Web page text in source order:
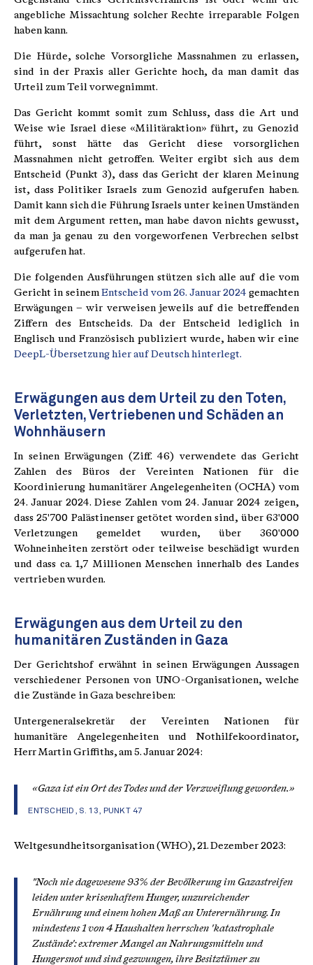
angebliche Missachtung solcher Rechte irreparable Folgen
haben kann.
Die Hürde, solche Vorsorgliche Massnahmen zu erlassen,
sind in der Praxis aller Gerichte hoch, da man damit das
Urteil zum Teil vorwegnimmt.
Das Gericht kommt somit zum Schluss, dass die Art und
Weise wie Israel diese «Militäraktion» führt, zu Genozid
führt, sonst hätte das Gericht diese vorsorglichen
Massnahmen nicht getroffen. Weiter ergibt sich aus dem
Entscheid (Punkt 3), dass das Gericht der klaren Meinung
ist, dass Politiker Israels zum Genozid aufgerufen haben.
Damit kann sich die Führung Israels unter keinen Umständen
mit dem Argument retten, man habe davon nichts gewusst,
da man ja genau zu den vorgeworfenen Verbrechen selbst
aufgerufen hat.
Die folgenden Ausführungen stützen sich alle auf die vom
Gericht in seinemEntscheid vom 26. Januar 2024 gemachten
Erwägungen – wir verweisen jeweils auf die betreffenden
Ziffern des Entscheids. Da der Entscheid lediglich in
Englisch und Französisch publiziert wurde, haben wir eine
DeepL-Übersetzung hier auf Deutsch hinterlegt.
Erwägungen aus dem Urteil zu den Toten,
Verletzten, Vertriebenen und Schäden an
Wohnhäusern
In seinen Erwägungen (Ziff. 46) verwendete das Gericht
Zahlen des Büros der Vereinten Nationen für die
Koordinierung humanitärer Angelegenheiten (OCHA) vom
24. Januar 2024. Diese Zahlen vom 24. Januar 2024 zeigen,
dass 25'700 Palästinenser getötet worden sind, über 63'000
Verletzungen gemeldet wurden, über 360'000
Wohneinheiten zerstört oder teilweise beschädigt wurden
und dass ca. 1,7 Millionen Menschen innerhalb des Landes
vertrieben wurden.
Erwägungen aus dem Urteil zu den
humanitären Zuständen in Gaza
Der Gerichtshof erwähnt in seinen Erwägungen Aussagen
verschiedener Personen von UNO-Organisationen, welche
die Zustände in Gaza beschreiben:
Untergeneralsekretär der Vereinten Nationen für
humanitäre Angelegenheiten und Nothilfekoordinator,
Herr Martin Griffiths, am 5. Januar 2024:
«Gaza ist ein Ort des Todes und der Verzweiflung geworden.»
ENTSCHEID, S. 13, PUNKT 47
Weltgesundheitsorganisation (WHO), 21. Dezember 2023:
"Noch nie dagewesene 93% der Bevölkerung im Gazastreifen
leiden unter krisenhaftem Hunger, unzureichender
Ernährung und einem hohen Maß an Unterernährung. In
mindestens 1 von 4 Haushalten herrschen 'katastrophale
Zustände': extremer Mangel an Nahrungsmitteln und
Hungersnot und sind gezwungen, ihre Besitztümer zu